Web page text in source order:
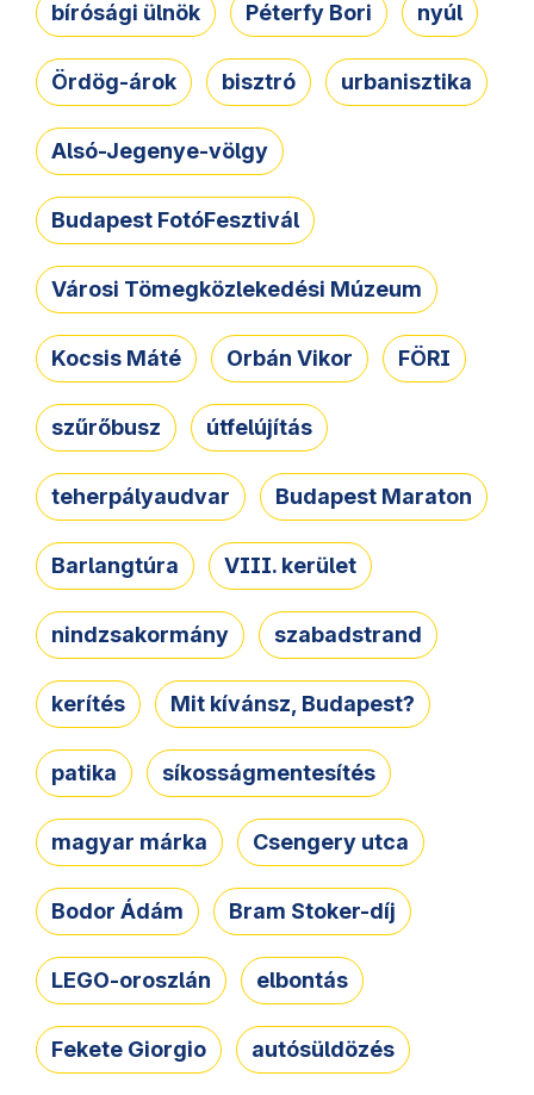
bírósági ülnök Péterfy Bori nyúl
Ördög-árok bisztró urbanisztika
Alsó-Jegenye-völgy
Budapest FotóFesztivál
Városi Tömegközlekedési Múzeum
Kocsis Máté Orbán Vikor FÖRI
szűrőbusz útfelújítás
teherpályaudvar Budapest Maraton
Barlangtúra VIII. kerület
nindzsakormány szabadstrand
kerítés Mit kívánsz, Budapest?
patika síkosságmentesítés
magyar márka Csengery utca
Bodor Ádám Bram Stoker-díj
LEGO-oroszlán elbontás
Fekete Giorgio autósüldözés